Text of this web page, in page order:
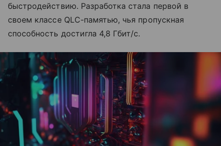
быстродействию. Разработка стала первой в
своем классе QLC-памятью, чья пропускная
способность достигла 4,8 Гбит/с.